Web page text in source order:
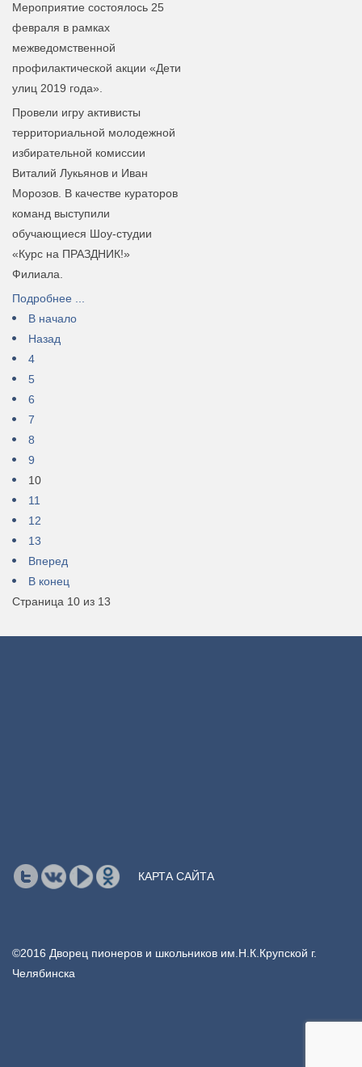
Мероприятие состоялось 25
февраля в рамках
межведомственной
профилактической акции «Дети
улиц 2019 года».
Провели игру активисты
территориальной молодежной
избирательной комиссии
Виталий Лукьянов и Иван
Морозов. В качестве кураторов
команд выступили
обучающиеся Шоу-студии
«Курс на ПРАЗДНИК!»
Филиала.
Подробнее ...
В начало
Назад
4
5
6
7
8
9
10
11
12
13
Вперед
В конец
Страница 10 из 13
КАРТА САЙТА
©2016 Дворец пионеров и школьников им.Н.К.Крупской г.
Челябинска